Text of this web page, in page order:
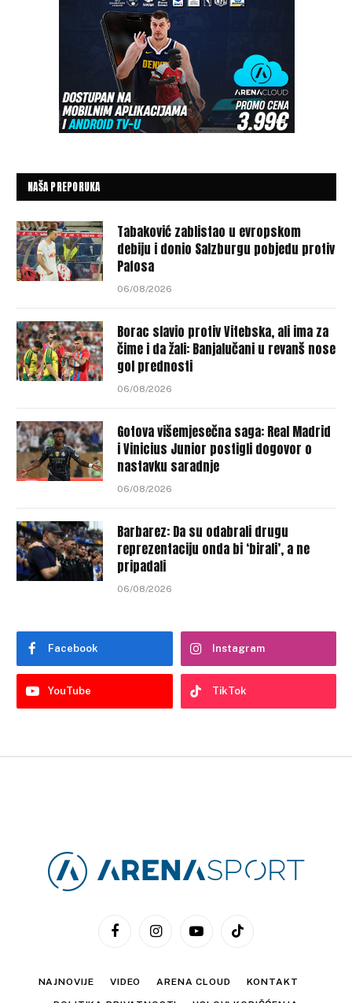
NAŠA PREPORUKA
Tabaković zablistao u evropskom
debiju i donio Salzburgu pobjedu protiv
Pafosa
06/08/2026
Borac slavio protiv Vitebska, ali ima za
čime i da žali: Banjalučani u revanš nose
gol prednosti
06/08/2026
Gotova višemjesečna saga: Real Madrid
i Vinicius Junior postigli dogovor o
nastavku saradnje
06/08/2026
Barbarez: Da su odabrali drugu
reprezentaciju onda bi ‘birali’, a ne
pripadali
06/08/2026
Facebook Instagram
YouTube TikTok
FacebookInstagramYouTubeTikTok
NAJNOVIJE VIDEO ARENA CLOUD KONTAKT